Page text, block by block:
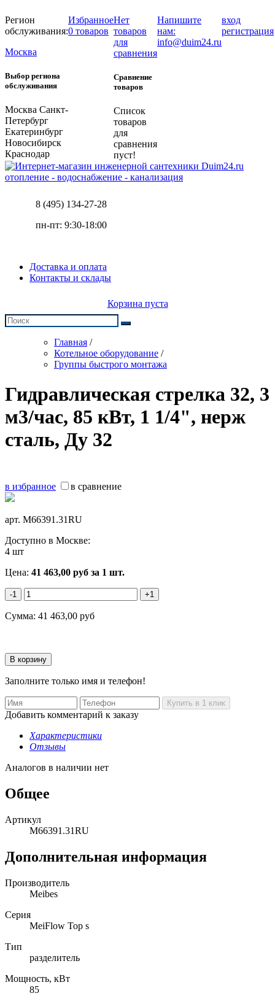
Регион
обслуживания:
Москва
Выбор региона
обслуживания
Москва Санкт-
Петербург
Екатеринбург
Новосибирск
Краснодар
Избранное
0 товаров
Нет
товаров
для
сравнения
Сравнение
товаров
Список
товаров
для
сравнения
пуст!
Напишите
нам:
info@duim24.ru
вход
регистрация
отопление - водоснабжение - канализация
8 (495) 134-27-28
пн-пт: 9:30-18:00
Доставка и оплата
Контакты и склады
Корзина пуста
Главная /
Котельное оборудование /
Группы быстрого монтажа
Гидравлическая стрелка 32, 3
м3/час, 85 кВт, 1 1/4", нерж
сталь, Ду 32
в избранное в сравнение
арт. M66391.31RU
Доступно в Москве:
4 шт
Цена: 41 463,00 руб за 1 шт.
-1 +1
Сумма: 41 463,00 руб
Заполните только имя и телефон!
Добавить комментарий к заказу
Характеристики
Отзывы
Аналогов в наличии нет
Общее
Артикул
M66391.31RU
Дополнительная информация
Производитель
Meibes
Серия
MeiFlow Top s
Тип
разделитель
Мощность, кВт
85